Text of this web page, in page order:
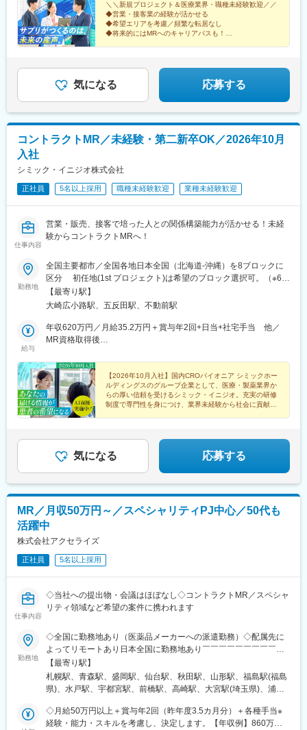
対策：屋内全面禁煙＼＼新規プロジェクト＆医療業界・職種未経験歓迎／／
◆営業・接客業の経験が活かせる
◆希望エリアを考慮／頻繁な転居なし
◆将来的にはMRへのキャリアパスも！
気になる 応募する
コントラクトMR／未経験・第二新卒OK／2026年10月
入社
シミック・イニジオ株式会社
正社員 5名以上採用 職種未経験歓迎 業種未経験歓迎
仕事内容
営業・販売、接客で培った人との関係構築能力が活かせる！未経
験からコントラクトMRへ！
勤務地
全国主要都市／全国各地日本全国（北海道-沖縄）を8ブロックに
区分 初任地(1st プロジェクト)は希望のブロック選択可。（※6都
道府県以上、ブロック内での転居は必須） ※2ブロック以上の広
域内転勤可能な場合は入社一時金支給2ndプロジェクト以降は4ブ
西五反田7丁目7-7 SGスクエア【本社へのアクセス】 ・JR 山手線
「五反田駅」/都営地下鉄 浅草線「五反田駅」 徒歩6分・東急電
徒歩10分
【最寄り駅】
大崎広小路駅、五反田駅、不動前駅
給与
年収620万円／月給35.2万円＋賞与年2回+日当+社宅手当 他／
MR資格取得後
MR経験5年目
【2026年10月入社】国内CROパイオニア シミックホー
ルディングスのグループ企業として、医療・製薬業界か
らの厚い信頼を受けるシミック・イニジオ。充実の研修
制度で専門性を身につけ、業界未経験から社会に貢献す
気になる 応募する
MR／月収50万円～／スペシャリティPJ中心／50代も
活躍中
株式会社アクセライズ
正社員 5名以上採用
仕事内容
◇当社への提出物・会議はほぼなし◇コントラクトMR／スペシャ
リティ領域など希望の案件に携われます
勤務地
◇全国に勤務地あり（医薬品メーカーへの派遣勤務）◇配属先に
よってリモートあり日本全国に勤務地あり￣￣￣￣￣￣￣￣￣￣
北海道から沖縄県まで…日本全国に勤務地があります。配属先に
ついては希望を最大限に考慮して決定！U・Iターン就職も大歓迎
です。
【最寄り駅】
札幌駅、青森駅、盛岡駅、仙台駅、秋田駅、山形駅、福島駅(福島
県)、水戸駅、宇都宮駅、前橋駅、高崎駅、大宮駅(埼玉県)、浦和
都)、横浜駅、京急川崎駅、新潟駅、富山駅、金沢駅、福井駅、甲
府駅、長野駅、岐阜駅、静岡駅、名古屋駅、津駅、大津駅、京都
◇月給50万円以上＋賞与年2回（昨年度3.5カ月分）＋各種手当※
経験・能力・スキルを考慮し、決定します。【年収例】860万円